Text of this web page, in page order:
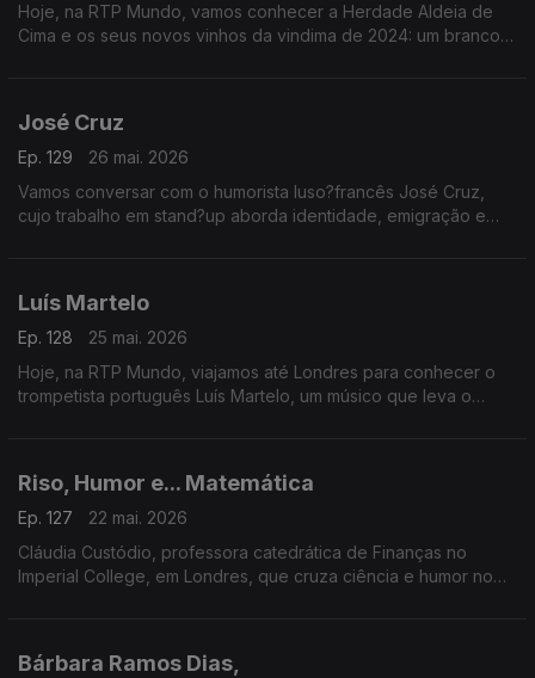
Hoje, na RTP Mundo, vamos conhecer a Herdade Aldeia de
Cima e os seus novos vinhos da vindima de 2024: um branco e
José Cruz
Ep. 129
26 mai. 2026
Vamos conversar com o humorista luso?francês José Cruz,
cujo trabalho em stand?up aborda identidade, emigração e
Luís Martelo
Ep. 128
25 mai. 2026
Hoje, na RTP Mundo, viajamos até Londres para conhecer o
trompetista português Luís Martelo, um músico que leva o
Riso, Humor e... Matemática
Ep. 127
22 mai. 2026
Cláudia Custódio, professora catedrática de Finanças no
Imperial College, em Londres, que cruza ciência e humor no
Bárbara Ramos Dias,